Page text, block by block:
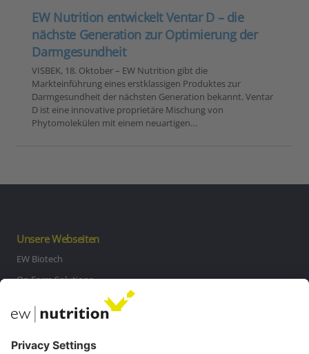
EW Nutrition entwickelt Ventar D – die
nächste Generation zur Optimierung der
Darmgesundheit
VISBEK, 18. Oktober – EW Nutrition gibt die
Markteinführung eines erstklassigen Produktes zur
Darmgesundheit der nächsten Generation bekannt. Ventar
D ist eine innovative proprietäre Mischung von
Phytomolekülen mit einem neuartigen…
Unsere Webseiten
EW Biotech
On Farm Solutions
Kontakt